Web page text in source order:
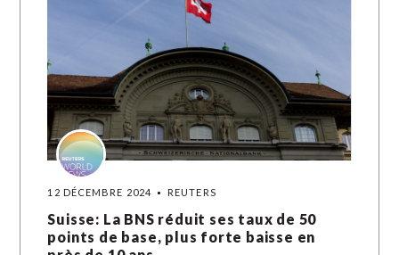
12 DÉCEMBRE 2024 REUTERS
Suisse: La BNS réduit ses taux de 50
points de base, plus forte baisse en